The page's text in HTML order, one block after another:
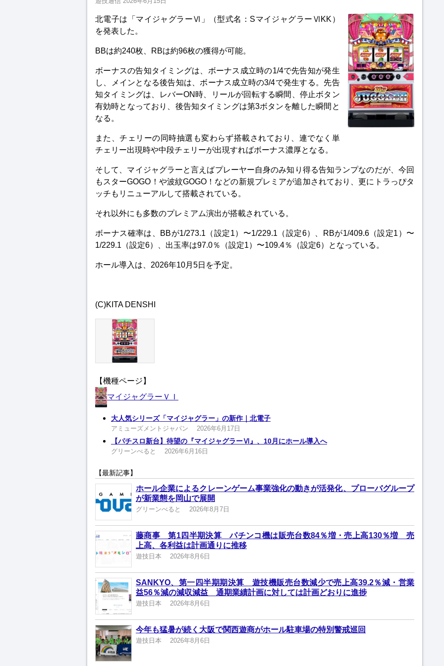
北電子は「マイジャグラーⅥ」（型式名：SマイジャグラーⅥKK）
を発表した。
BBは約240枚、RBは約96枚の獲得が可能。
ボーナスの告知タイミングは、ボーナス成立時の1/4で先告知が発生
し、メインとなる後告知は、ボーナス成立時の3/4で発生する。先告
知タイミングは、レバーON時、リールが回転する瞬間、停止ボタン
有効時となっており、後告知タイミングは第3ボタンを離した瞬間と
なる。
また、チェリーの同時抽選も変わらず搭載されており、連でなく単
チェリー出現時や中段チェリーが出現すればボーナス濃厚となる。
そして、マイジャグラーと言えばプレーヤー自身のみ知り得る告知ランプなのだが、今回
もスターGOGO！や波紋GOGO！などの新規プレミアが追加されており、更にトラっぴタ
ッチもリニューアルして搭載されている。
それ以外にも多数のプレミアム演出が搭載されている。
ボーナス確率は、BBが1/273.1（設定1）〜1/229.1（設定6）、RBが1/409.6（設定1）〜
1/229.1（設定6）、出玉率は97.0％（設定1）〜109.4％（設定6）となっている。
ホール導入は、2026年10月5日を予定。
(C)KITA DENSHI
【機種ページ】
マイジャグラーＶＩ
大人気シリーズ「マイジャグラー」の新作｜北電子
アミューズメントジャパン 2026年6月17日
【パチスロ新台】待望の『マイジャグラーⅥ』、10月にホール導入へ
グリーンべると 2026年6月16日
【最新記事】
ホール企業によるクレーンゲーム事業強化の動きが活発化、プローバグループ
が新業態を岡山で展開
グリーンべると 2026年8月7日
藤商事 第1四半期決算 パチンコ機は販売台数84％増・売上高130％増 売
上高、各利益は計画通りに推移
遊技日本 2026年8月6日
SANKYO、第一四半期期決算 遊技機販売台数減少で売上高39.2％減・営業
益56％減の減収減益 通期業績計画に対しては計画どおりに進捗
遊技日本 2026年8月6日
今年も猛暑が続く大阪で関西遊商がホール駐車場の特別警戒巡回
遊技日本 2026年8月6日